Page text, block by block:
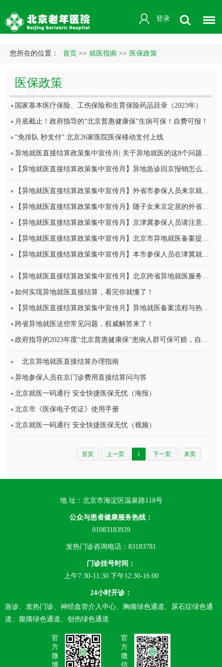
登录
您所在的位置： 首页 >> 就医指南 >> 医保政策
医保政策
国家基本医疗保险、工伤保险和生育保险药品目录（2023年）
月底截止！政府指导的“北京普惠健康保”生病可保！自费可报！
“免排队 秒支付” 北京26家医院医保移动支付上线
异地就医直接结算政策集中宣传月| 关于异地就医的这8个问题，这有答案
【异地就医直接结算政策集中宣传月】异地急诊回京报销怎么办理？
【异地就医直接结算政策集中宣传月】外省市参保人员来京就诊怎样走异地医保全流程
【异地就医直接结算政策集中宣传月】随子女来京定居的外省市老人，医保怎么办？
【异地就医直接结算政策集中宣传月】京津冀参保人员请注意，区域内就医实现视同备案啦！
【异地就医直接结算政策集中宣传月】北京市异地就医备案提速，参保人均可线上自助备案
【异地就医直接结算政策集中宣传月】本市参保人员在津冀就医解答来啦
【异地就医直接结算政策集中宣传月】北京跨省异地就医服务迎来优化，备案变得更加便捷
如何实现异地就医直接结算，看完你就懂了！
【异地就医直接结算政策集中宣传月】异地就医备案流程与热点问题解答
跨省异地就医这些常见问题，权威解答来了！
政府指导的2023年度“北京普惠健康保”患病人群可保可赔，自费药也能报！
北京异地就医直接结算办理指南
异地参保人员在京门诊费用直接结算问与答
北京就医一码通行 安全快捷医保无忧（海报）
北京市《医保电子凭证》使用手册
北京就医一码通行 安全快捷医保无忧（视频）
首页 上一页 1 下一页 末页
地 址：北京市海淀区温泉路118号
公众与患者健康服务热线：
01083183939
发热门诊咨询电话：83183781
门诊挂号时间：
上午7:30-11:30 下午12:30-16:00
24小时开诊：
急诊、发热门诊、神经血管介入中心、胸痛绿色通道、尿石症绿色通
道、腹痛绿色通道、创伤绿色通道
官
方
微
博
官
方
微
信